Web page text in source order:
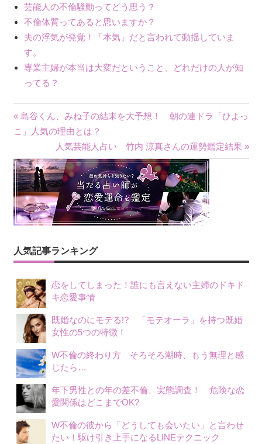
芸能人の不倫騒動ってどう思う？
不倫体質ってあると思いますか？
夫の浮気が発覚！「本気」だと言われて動揺していま
す。
専業主婦が本当は大変だということ、どれだけの人が知
ってる？
投
ナ
ビ
ゲ
ー
シ
ョ
ン
« 島谷くん、みね子の結末を大予想！ 朝の連ドラ「ひよっ
こ」人気の理由とは？
人気芸能人占い 竹内 涼真さんの運勢鑑定結果 »
人気記事ランキング
恋をしてしまった！誰にも言えない主婦のドキド
キ恋愛事情
既婚なのにモテる!? 「モテオーラ」を持つ既婚
女性の5つの特徴！
W不倫の終わり方 そろそろ潮時、もう無理と感
じたら…
年下男性との年の差不倫、実態調査！ 危険な恋
愛関係はどこまでOK?
W不倫の彼から「どうしても会いたい」と言わせ
たい！駆け引き上手になるLINEテクニック